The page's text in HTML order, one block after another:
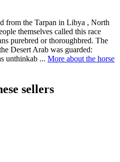
from the Tarpan in Libya , North
themselves called this race
purebred or thoroughbred. The
Desert Arab was guarded:
unthinkab ... More about the horse
sellers